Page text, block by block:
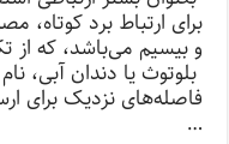
برای ارتباط برد کوتاه،
و بیسیم می‌باشد، که از
بلوتوث یا دندان آبی،
فاصله‌های نزدیک برای
…